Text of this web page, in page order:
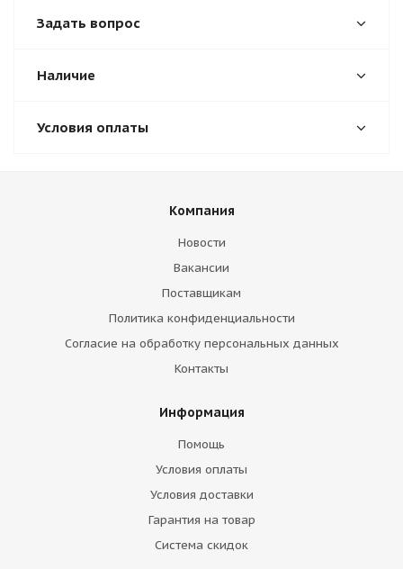
Задать вопрос
Наличие
Условия оплаты
Компания
Новости
Вакансии
Поставщикам
Политика конфиденциальности
Согласие на обработку персональных данных
Контакты
Информация
Помощь
Условия оплаты
Условия доставки
Гарантия на товар
Система скидок